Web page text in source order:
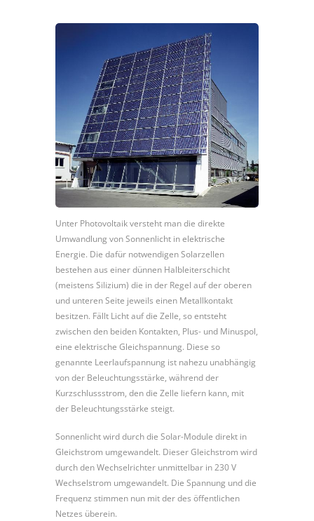
Unter Photovoltaik versteht man die direkte
Umwandlung von Sonnenlicht in elektrische
Energie. Die dafür notwendigen Solarzellen
bestehen aus einer dünnen Halbleiterschicht
(meistens Silizium) die in der Regel auf der oberen
und unteren Seite jeweils einen Metallkontakt
besitzen. Fällt Licht auf die Zelle, so entsteht
zwischen den beiden Kontakten, Plus- und Minuspol,
eine elektrische Gleichspannung. Diese so
genannte Leerlaufspannung ist nahezu unabhängig
von der Beleuchtungsstärke, während der
Kurzschlussstrom, den die Zelle liefern kann, mit
der Beleuchtungsstärke steigt.
Sonnenlicht wird durch die Solar-Module direkt in
Gleichstrom umgewandelt. Dieser Gleichstrom wird
durch den Wechselrichter unmittelbar in 230 V
Wechselstrom umgewandelt. Die Spannung und die
Frequenz stimmen nun mit der des öffentlichen
Netzes überein.